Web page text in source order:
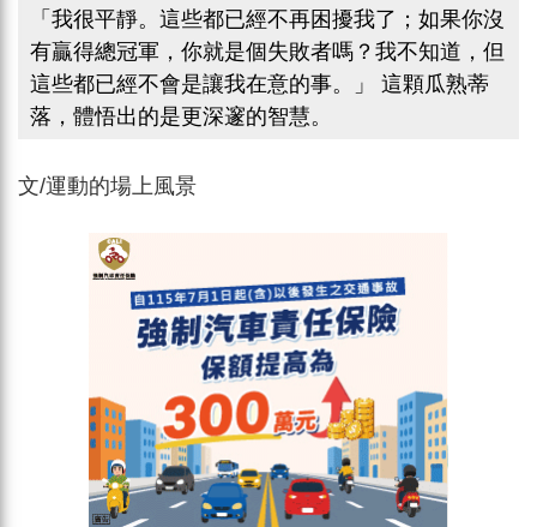
「我很平靜。這些都已經不再困擾我了；如果你沒
有贏得總冠軍，你就是個失敗者嗎？我不知道，但
這些都已經不會是讓我在意的事。」 這顆瓜熟蒂
落，體悟出的是更深邃的智慧。
文/運動的場上風景